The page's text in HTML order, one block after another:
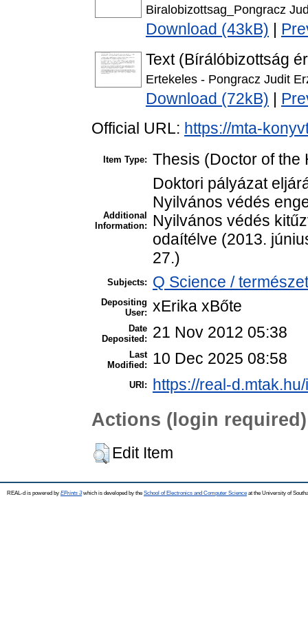
Biralobizottsag_Pongracz
Download (43kB)
Text (Bírálóbizottság
Ertekeles - Pongracz Judit
Download (72kB)
Official URL: https://mta-
Item Type: Thesis (Doctor of the
Additional
Information:
Doktori pályázat
Nyilvános védés
Nyilvános védés
odaítélve (2013.
27.)
Subjects: Q Science /
Depositing
User: xErika xBőte
Date
Deposited:
21 Nov 2012 05:38
Last
Modified:
10 Dec 2025 08:58
URI: https://real-
Actions (login required)
Edit Item
REAL-d is powered by EPrints 3which is developed by the School of Electronics and Computer Science at the University of